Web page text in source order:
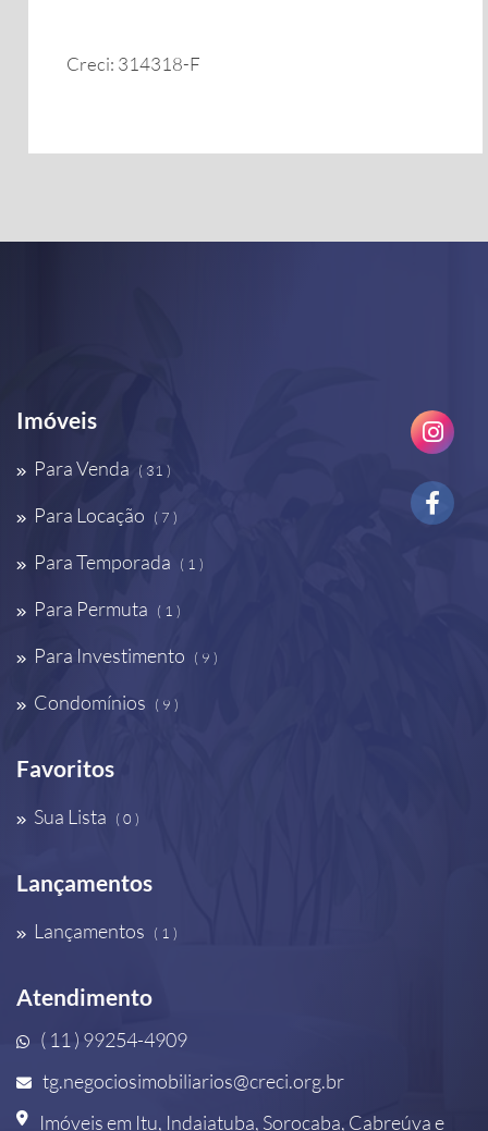
Creci: 314318-F
Imóveis
Para Venda ( 31 )
Para Locação ( 7 )
Para Temporada ( 1 )
Para Permuta ( 1 )
Para Investimento ( 9 )
Condomínios ( 9 )
Favoritos
Sua Lista ( 0 )
Lançamentos
Lançamentos ( 1 )
Atendimento
( 11 ) 99254-4909
tg.negociosimobiliarios@creci.org.br
Imóveis em Itu, Indaiatuba, Sorocaba, Cabreúva e